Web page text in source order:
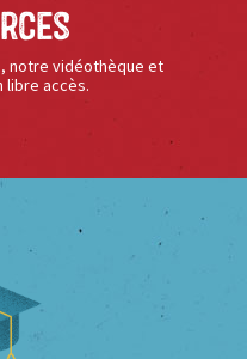
notre vidéothèque et
libre accès.